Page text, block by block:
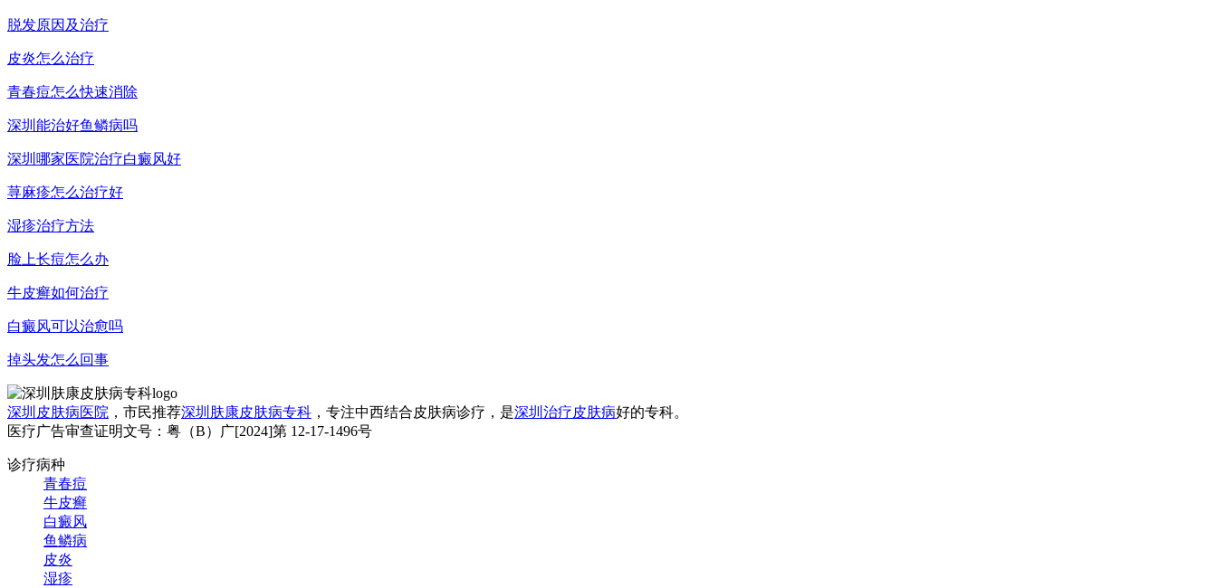
脱发原因及治疗
皮炎怎么治疗
青春痘怎么快速消除
深圳能治好鱼鳞病吗
深圳哪家医院治疗白癜风好
荨麻疹怎么治疗好
湿疹治疗方法
脸上长痘怎么办
牛皮癣如何治疗
白癜风可以治愈吗
掉头发怎么回事
深圳皮肤病医院 ，市民推荐深圳肤康皮肤病专科 ，专注中西结合皮肤病诊疗，是深圳治疗皮肤病好的专科。
医疗广告审查证明文号：粤（B）广[2024]第 12-17-1496号
诊疗病种
青春痘
牛皮癣
白癜风
鱼鳞病
皮炎
湿疹